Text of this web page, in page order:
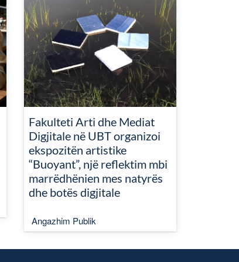
Fakulteti Arti dhe Mediat
Digjitale në UBT organizoi
ekspozitën artistike
“Buoyant”, një reflektim mbi
marrëdhënien mes natyrës
dhe botës digjitale
Angazhim Publik